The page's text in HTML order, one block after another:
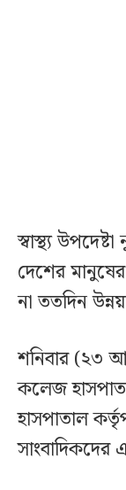
স্বাস্থ্য
দেশের
না ততদিন
শনিবার (২৩
কলেজ
হাসপাতাল
সাংবাদিকদের